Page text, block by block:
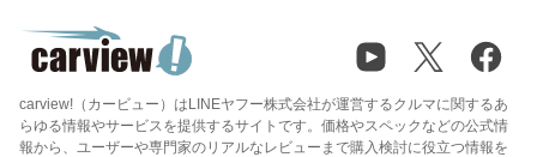
carview!（カービュー）はLINEヤフー株式会社が運営するクルマに関するあ
らゆる情報やサービスを提供するサイトです。価格やスペックなどの公式情
報から、ユーザーや専門家のリアルなレビューまで購入検討に役立つ情報を